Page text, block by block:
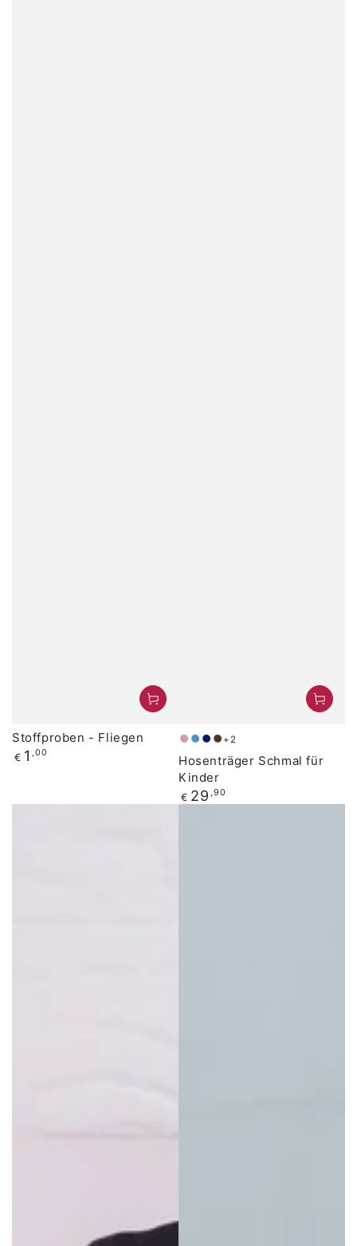
Stoffproben - Fliegen
Regulärer
€ 1 ,00 Altrosa
Jeansblau
Dunkelblau
Dunkelbraun
+2
Hosenträger Schmal für
Kinder
Regulärer
Preis
€ 29 ,90